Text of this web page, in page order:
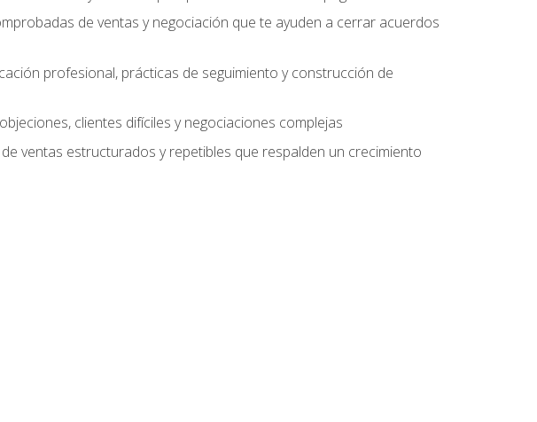
de ventas y negociación que te ayuden a cerrar acuerdos
profesional, prácticas de seguimiento y construcción de
clientes difíciles y negociaciones complejas
ventas estructurados y repetibles que respalden un crecimiento